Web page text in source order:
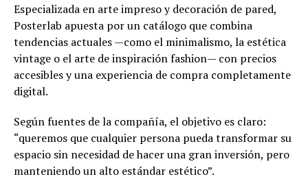
Especializada en arte impreso y decoración de pared,
Posterlab apuesta por un catálogo que combina
tendencias actuales —como el minimalismo, la estética
vintage o el arte de inspiración fashion— con precios
accesibles y una experiencia de compra completamente
digital.
Según fuentes de la compañía, el objetivo es claro:
“queremos que cualquier persona pueda transformar su
espacio sin necesidad de hacer una gran inversión, pero
manteniendo un alto estándar estético”.